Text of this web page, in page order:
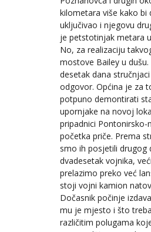
kilometara više kako bi
uključivao i njegovu
je petstotinjak metara
No, za realizaciju
mostove Bailey u
desetak dana
odgovor. Općina je za
potpuno demontirati
upornjake na novoj
pripadnici
početka priče. Prema
smo ih posjetili drugog
dvadesetak vojnika,
prelazimo preko već
stoji vojni kamion
Dočasnik počinje
mu je mjesto i što
različitim polugama